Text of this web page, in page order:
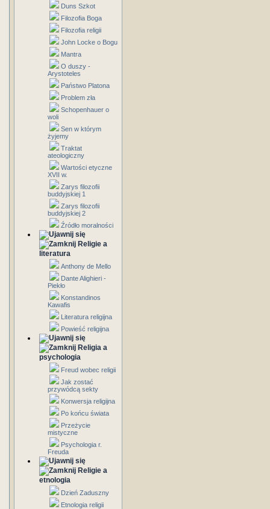
Duns Szkot
Filozofia Boga
Filozofia religii
John Locke o Bogu
Mantra
O duszy -
Arystoteles
Państwo Platona
Problem zła
Schopenhauer o
woli
Sen w którym
żyjemy
Traktat
ateologiczny
Wartości etyczne
XVII w.
Zarys filozofii
buddyjskiej 1
Zarys filozofii
buddyjskiej 2
Źródło moralności
Religie a
literatura
Anthony de Mello
Dante Alighieri -
Piekło
Konstandinos
Kawafis
Literatura religijna
Powieść religijna
Religia a
psychologia
Freud wobec religii
Jak zostać
przywódcą sekty
Konwersja religijna
Po końcu świata
Przeżycie
mistyczne
Psychologia r.
Freuda
Religie a
etnologia
Dzień Zaduszny
Etnologia religii